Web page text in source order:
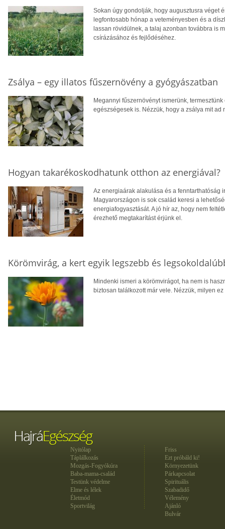
Sokan úgy gondolják, hogy augusztusra véget
legfontosabb hónap a veteményesben és a
lassan rövidülnek, a talaj azonban továbbra is
csírázásához és fejlődéséhez.
Zsálya – egy illatos fűszernövény a gyógyászatban
Megannyi fűszernövényt ismerünk,
egészségesek is. Nézzük, hogy a zsálya mit ad
Hogyan takarékoskodhatunk otthon az energiával?
Az energiaárak alakulása és a fenntarthatóság
Magyarországon is sok család keresi a
energiafogyasztását. A jó hír az, hogy nem
érezhető megtakarítást érjünk el.
Körömvirág, a kert egyik legszebb és
Mindenki ismeri a körömvirágot, ha nem is
biztosan találkozott már vele. Nézzük, milyen
Nyitólap
Táplálkozás
Mozgás-Fogyókúra
Baba-mama-család
Testünk védelme
Elme és lélek
Életmód
Sportvilág
Friss
Ezt próbáld ki!
Környezetünk
Párkapcsolat
Spirituális
Szabadidő
Vélemény
Ajánló
Bulvár